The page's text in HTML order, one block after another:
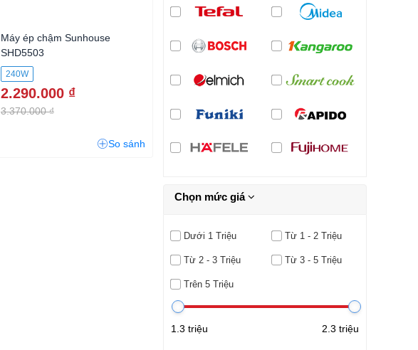
Máy ép chậm Sunhouse
SHD5503
240W
2.290.000 ₫
3.370.000 ₫
So sánh
Chọn mức giá
Dưới 1 Triệu Từ 1 - 2 Triệu
Từ 2 - 3 Triệu Từ 3 - 5 Triệu
Trên 5 Triệu
1.3 triệu 2.3 triệu